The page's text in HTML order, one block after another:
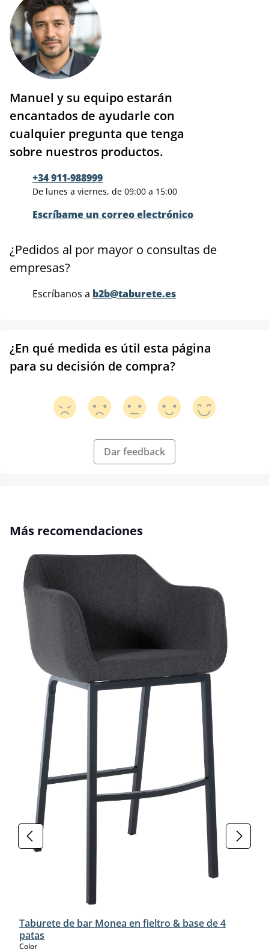
Manuel y su equipo estarán
encantados de ayudarle con
cualquier pregunta que tenga
sobre nuestros productos.
+34 911-988999
De lunes a viernes, de 09:00 a 15:00
Escríbame un correo electrónico
¿Pedidos al por mayor o consultas de
empresas?
Escríbanos a b2b@taburete.es
¿En qué medida es útil esta página
para su decisión de compra?
Dar feedback
Omitir la galería de productos
Más recomendaciones
Taburete de bar Monea en fieltro & base de 4
patas
Colorselect